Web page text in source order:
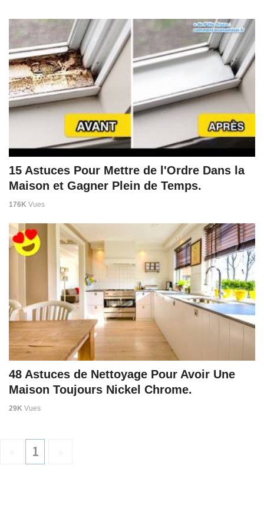
15 Astuces Pour Mettre de l'Ordre Dans la
Maison et Gagner Plein de Temps.
176K Vues
48 Astuces de Nettoyage Pour Avoir Une
Maison Toujours Nickel Chrome.
29K Vues
1